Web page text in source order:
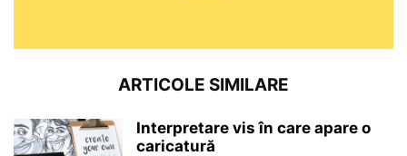
ARTICOLE SIMILARE
Interpretare vis în care apare o
caricatură